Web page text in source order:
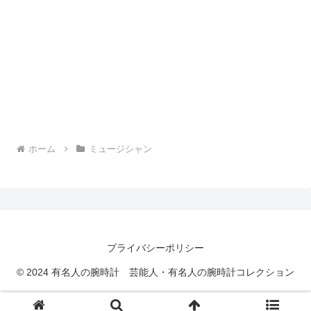
ホーム ミュージシャン
プライバシーポリシー
© 2024 有名人の腕時計 芸能人・有名人の腕時計コレクション